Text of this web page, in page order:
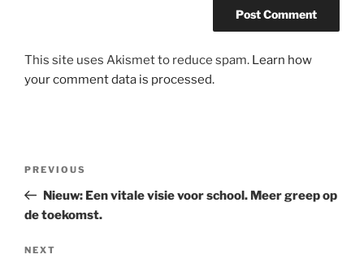
This site uses Akismet to reduce spam. Learn how
your comment data is processed.
Previous
Post
PREVIOUS
Nieuw: Een vitale visie voor school. Meer greep op
de toekomst.
Next
NEXT